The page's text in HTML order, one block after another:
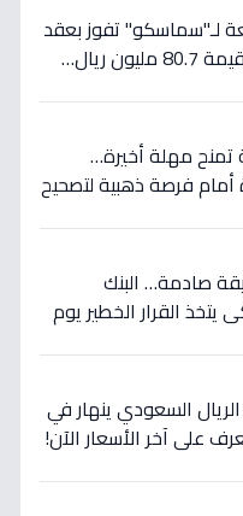
لـ"سماسكو" تفوز بعقد
حكومي صادم بقيمة 80.7 مليون ريال…
مهلة أخيرة…
أمام فرصة ذهبية لتصحيح
صادمة… البنك
يتخذ القرار الخطير يوم
السعودي ينهار في
على آخر الأسعار الآن!